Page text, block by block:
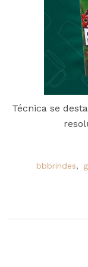
Técnica se
bbbrindes,